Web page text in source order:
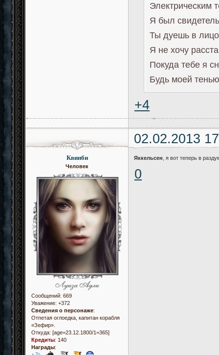
Электрическим
Я был
Ты дуешь в
Я не хочу
Покуда тебе я
Будь моей
+4
02.02.2013
Квинби
Человек
Сообщений: 669
Уважение: +372
Сведения о персонаже:
Отпетая оглоедка, капитан корабля
«Зефир».
Откуда: [age=23.12.1800/1=365]
Кредиты: 140
Награды:
Яккельсен , я вот теперь в
0